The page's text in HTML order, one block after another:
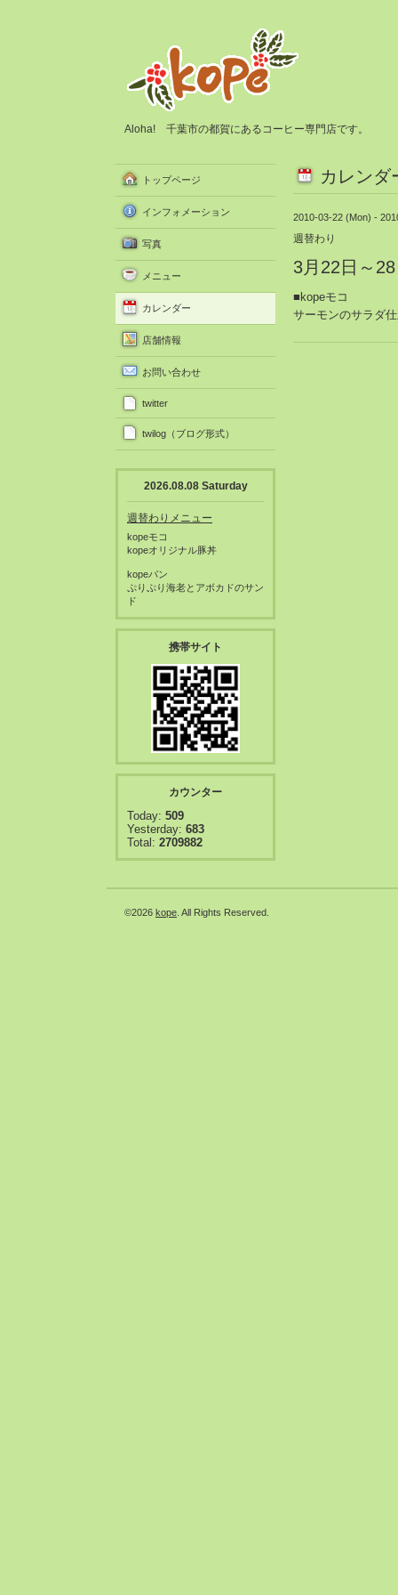
Aloha! 千葉市の都賀にあるコーヒー専門店です。
カレンダ
2010-03-22 (Mon) -
週替わり
3月22日～
■kopeモコ
サーモンのサラダ
トップページ
インフォメーション
写真
メニュー
カレンダー
店舗情報
お問い合わせ
twitter
twilog（ブログ形式）
2026.08.08 Saturday
週替わりメニュー
kopeモコ
kopeオリジナル豚丼
kopeパン
ぷりぷり海老とアボカドのサン
ド
携帯サイト
カウンター
Today: 509
Yesterday: 683
Total: 2709882
©2026 kope . All Rights Reserved.